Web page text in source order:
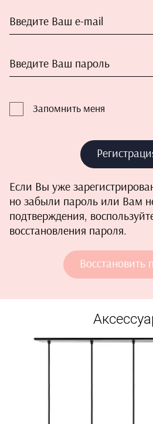
Запомнить меня
Если Вы уже
но забыли пароль или Вам
подтверждения,
восстановления пароля.
Восстановить